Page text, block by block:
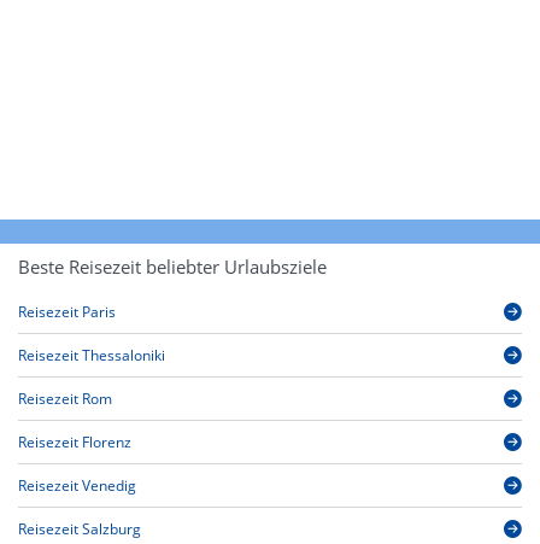
Beste Reisezeit beliebter Urlaubsziele
Reisezeit Paris
Reisezeit Thessaloniki
Reisezeit Rom
Reisezeit Florenz
Reisezeit Venedig
Reisezeit Salzburg